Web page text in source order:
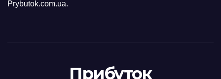
Prybutok.com.ua.
Прибуток